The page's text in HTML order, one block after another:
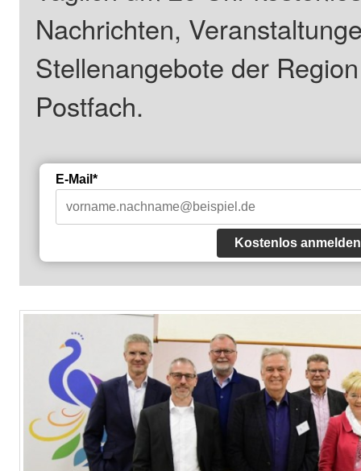
Nachrichten,
Stellenangebote der
Postfach.
E-Mail*
Kostenlos anmelden